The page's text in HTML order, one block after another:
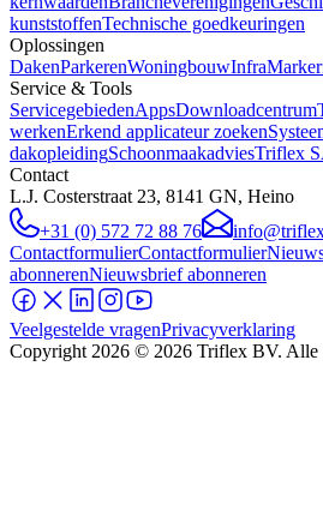
kunststoffenTechnische goedkeuringen
Oplossingen
DakenParkerenWoningbouwInfra
Service & Tools
ServicegebiedenAppsDownloadcentrum
werkenErkend applicateur zoeken
dakopleidingSchoonmaakadviesTriflex
Contact
L.J. Costerstraat 23, 8141 GN, Heino
+31 (0) 572 72 88 76
ContactformulierContactformulier
abonnerenNieuwsbrief abonneren
Veelgestelde vragenPrivacyverklaring
Copyright2026 © 2026 Triflex BV. Alle